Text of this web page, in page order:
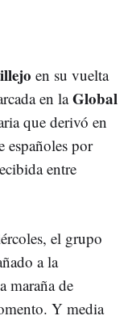
en su vuelta
en laGlobal
que derivó en
españoles por
entre
el grupo
a la
maraña de
Y media